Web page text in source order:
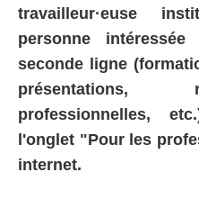
travailleur·euse
personne
seconde ligne
présentations,
professionnelles,
l'onglet "Pour les
internet.